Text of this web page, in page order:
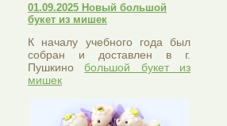
01.09.2025 Новый большой
букет из мишек
К началу учебного года был
собран и доставлен в г.
Пушкинобольшой букет из
мишек